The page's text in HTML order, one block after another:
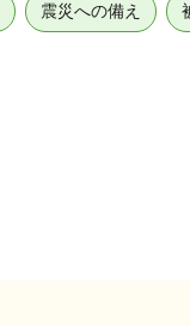
震災への備え